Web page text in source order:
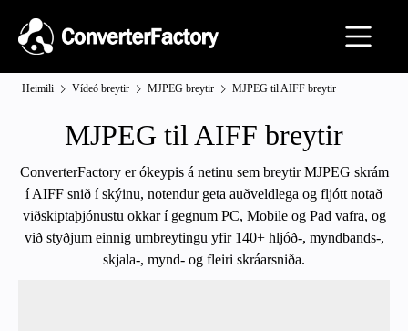
Heimili Vídeó breytir MJPEG breytir MJPEG til AIFF breytir
MJPEG til AIFF breytir
ConverterFactory er ókeypis á netinu sem breytir MJPEG skrám
í AIFF snið í skýinu, notendur geta auðveldlega og fljótt notað
viðskiptaþjónustu okkar í gegnum PC, Mobile og Pad vafra, og
við styðjum einnig umbreytingu yfir 140+ hljóð-, myndbands-,
skjala-, mynd- og fleiri skráarsniða.